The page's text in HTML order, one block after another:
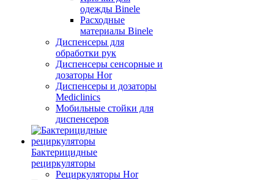
одежды Binele
Расходные
материалы Binele
Диспенсеры для
обработки рук
Диспенсеры сенсорные и
дозаторы Hor
Диспенсеры и дозаторы
Mediclinics
Мобильные стойки для
диспенсеров
Бактерицидные
рециркуляторы
Рециркуляторы Hor